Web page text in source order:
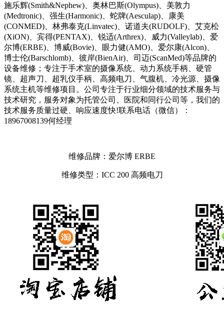
施乐辉(Smith&Nephew)、奥林巴斯(Olympus)、美敦力
(Medtronic)、强生(Harmonic)、蛇牌(Aesculap)、康美
(CONMED)、林弗泰克(Linvatec)、诺道夫(RUDOLF)、艾克松
(XiON)、宾得(PENTAX)、锐适(Arthrex)、威力(Valleylab)、爱
尔博(ERBE)、博威(Bovie)、眼力健(AMO)、爱尔康(Alcon)、
博士伦(Barschlomb)、彼岸(BienAir)、司迈(ScanMed)等品牌的
设备维修；专注于手术室的摄像系统、动力系统手柄、硬管
镜、超声刀、超乳仪手柄、高频电刀、气腹机、冷光源、摄像
系统主机等维修项目。公司专注于行业细分领域的技术服务与
技术研究，服务对象为托管公司、医院和同行公司等，我们的
技术服务质量过硬、响应速度快!联系电话（微信）：
18967008139何经理
维修品牌：爱尔博 ERBE
维修类型：ICC 200 高频电刀